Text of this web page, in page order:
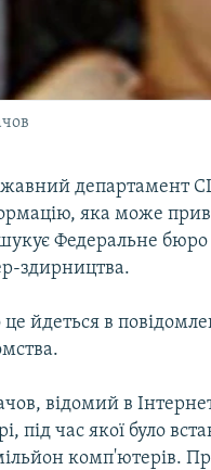
департамент
яка може
Федеральне бюро
здирництва.
йдеться в
відомий в
під час якої було
комп'ютерів.